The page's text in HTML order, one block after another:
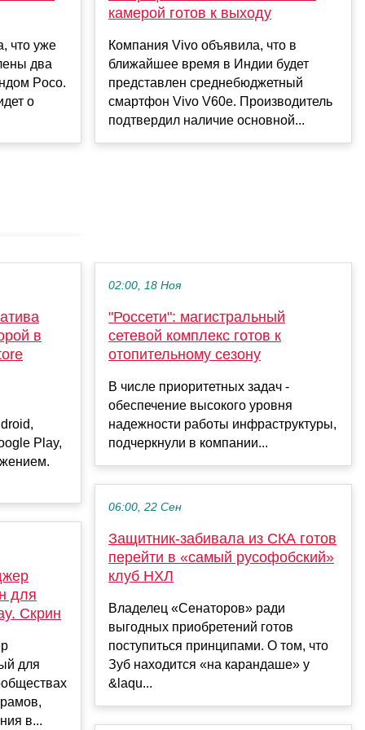
что уже
два
Poco.
о
камерой готов к выходу
Компания Vivo объявила, что в
ближайшее время в Индии будет
представлен среднебюджетный
смартфон Vivo V60e. Производитель
подтвердил наличие основной...
в
Play,
для
Скрин
для
в...
02:00, 18 Ноя
"Россети": магистральный
сетевой комплекс готов к
отопительному сезону
В числе приоритетных задач -
обеспечение высокого уровня
надежности работы инфраструктуры,
подчеркнули в компании...
06:00, 22 Сен
Защитник-забивала из СКА готов
перейти в «самый русофобский»
клуб НХЛ
Владелец «Сенаторов» ради
выгодных приобретений готов
поступиться принципами. О том, что
Зуб находится «на карандаше» у
&laqu...